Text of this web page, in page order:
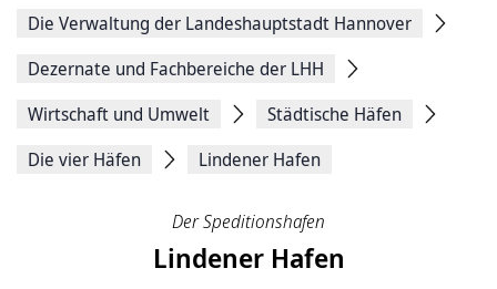
Seite
Die Verwaltung der Landeshauptstadt Hannover
Dezernate und Fachbereiche der LHH
Wirtschaft und Umwelt
Städtische Häfen
Die vier Häfen
Lindener Hafen
Der Speditionshafen
Lindener Hafen